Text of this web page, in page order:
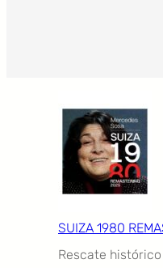
SUIZA 1980
Rescate